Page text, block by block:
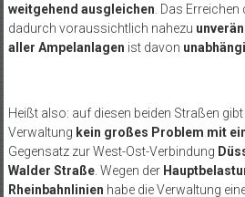
weitgehend ausgleichen . Das Erreichen
dadurch voraussichtlich nahezu
aller Ampelanlagen ist davon
Heißt also: auf diesen beiden Straßen
Verwaltung kein großes Problem mit
Gegensatz zur West-Ost-Verbindung
Walder Straße. Wegen der
Rheinbahnlinien habe die Verwaltung